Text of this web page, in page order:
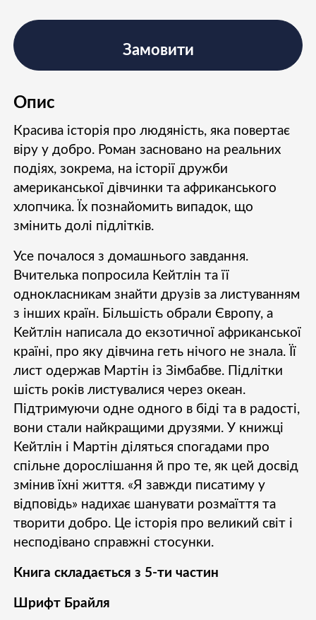
Опис
Красива історія про людяність, яка повертає
віру у добро. Роман засновано на реальних
подіях, зокрема, на історії дружби
американської дівчинки та африканського
хлопчика. Їх познайомить випадок, що
змінить долі підлітків.
Усе почалося з домашнього завдання.
Вчителька попросила Кейтлін та її
однокласникам знайти друзів за листуванням
з інших країн. Більшість обрали Європу, а
Кейтлін написала до екзотичної африканської
країні, про яку дівчина геть нічого не знала. Її
лист одержав Мартін із Зімбабве. Підлітки
шість років листувалися через океан.
Підтримуючи одне одного в біді та в радості,
вони стали найкращими друзями. У книжці
Кейтлін і Мартін діляться спогадами про
спільне дорослішання й про те, як цей досвід
змінив їхні життя. «Я завжди писатиму у
відповідь» надихає шанувати розмаїття та
творити добро. Це історія про великий світ і
несподівано справжні стосунки.
Книга складається з 5-ти частин
Шрифт Брайля
Замовити